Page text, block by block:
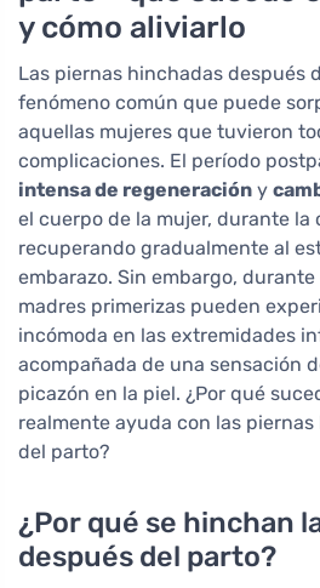
y cómo aliviarlo
Las piernas hinchadas después
fenómeno común que puede
aquellas mujeres que tuvieron
complicaciones. El período
intensa de regeneración y
el cuerpo de la mujer, durante la
recuperando gradualmente al
embarazo. Sin embargo,
madres primerizas pueden
incómoda en las extremidades
acompañada de una sensación
picazón en la piel. ¿Por qué
realmente ayuda con las
del parto?
¿Por qué se hinchan
después del parto?